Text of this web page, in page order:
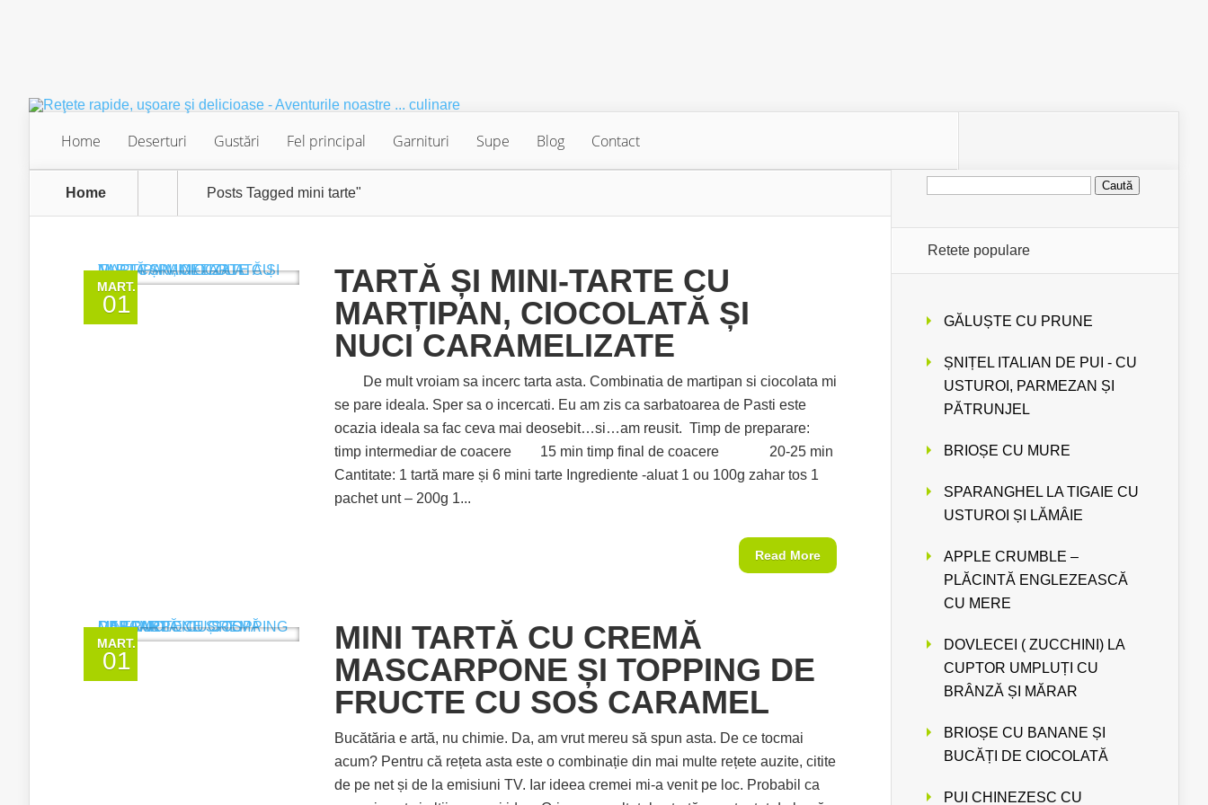
Home Deserturi Gustări Fel principal Garnituri Supe Blog Contact
Home Posts Tagged mini tarte"
MART.
01
TARTĂ ȘI MINI-TARTE CU
MARȚIPAN, CIOCOLATĂ ȘI
NUCI CARAMELIZATE
De mult vroiam sa incerc tarta asta. Combinatia de martipan si ciocolata mi
se pare ideala. Sper sa o incercati. Eu am zis ca sarbatoarea de Pasti este
ocazia ideala sa fac ceva mai deosebit…si…am reusit. Timp de preparare:
timp intermediar de coacere 15 min timp final de coacere 20-25 min
Cantitate: 1 tartă mare și 6 mini tarte Ingrediente -aluat 1 ou 100g zahar tos 1
pachet unt – 200g 1...
Read More
MART.
01
MINI TARTĂ CU CREMĂ
MASCARPONE ȘI TOPPING DE
FRUCTE CU SOS CARAMEL
Bucătăria e artă, nu chimie. Da, am vrut mereu să spun asta. De ce tocmai
acum? Pentru că rețeta asta este o combinație din mai multe rețete auzite, citite
de pe net și de la emisiuni TV. Iar ideea cremei mi-a venit pe loc. Probabil ca
Caută
Retete populare
GĂLUȘTE CU PRUNE
ȘNIȚEL ITALIAN DE PUI - CU
USTUROI, PARMEZAN ȘI
PĂTRUNJEL
BRIOȘE CU MURE
SPARANGHEL LA TIGAIE CU
USTUROI ȘI LĂMÂIE
APPLE CRUMBLE –
PLĂCINTĂ ENGLEZEASCĂ
CU MERE
DOVLECEI ( ZUCCHINI) LA
CUPTOR UMPLUȚI CU
BRÂNZĂ ȘI MĂRAR
BRIOȘE CU BANANE ȘI
BUCĂȚI DE CIOCOLATĂ
PUI CHINEZESC CU